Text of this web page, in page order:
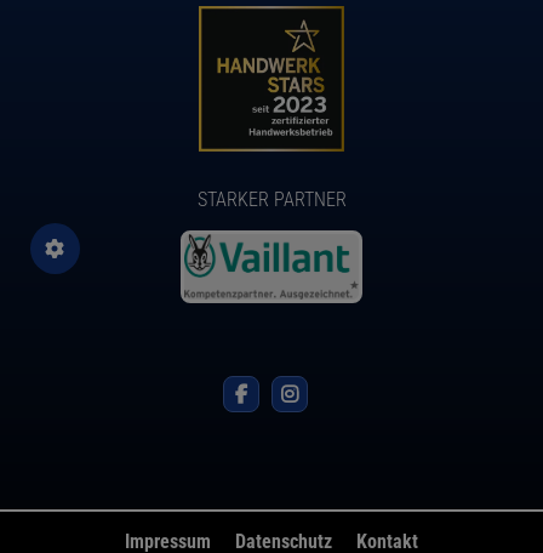
STARKER PARTNER
Impressum Datenschutz Kontakt